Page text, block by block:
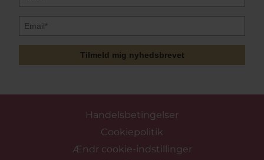
Tilmeld mig nyhedsbrevet
Handelsbetingelser
Cookiepolitik
Ændr cookie-indstillinger